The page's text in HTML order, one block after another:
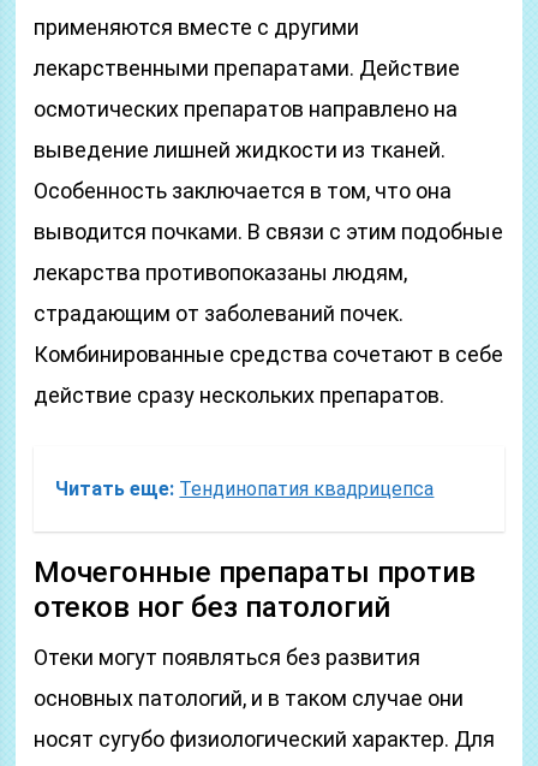
применяются вместе с другими
лекарственными препаратами. Действие
осмотических препаратов направлено на
выведение лишней жидкости из тканей.
Особенность заключается в том, что она
выводится почками. В связи с этим подобные
лекарства противопоказаны людям,
страдающим от заболеваний почек.
Комбинированные средства сочетают в себе
действие сразу нескольких препаратов.
Читать еще: Тендинопатия квадрицепса
Мочегонные препараты против
отеков ног без патологий
Отеки могут появляться без развития
основных патологий, и в таком случае они
носят сугубо физиологический характер. Для